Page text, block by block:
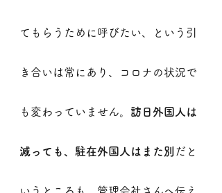
てもらうために呼びたい、という引
き合いは常にあり、コロナの状況で
も変わっていません。 訪日外国人は
減っても、駐在外国人はまた別 だと